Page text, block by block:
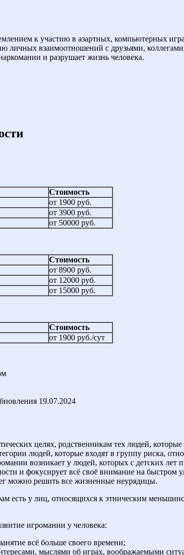
к участию в азартных, компьютерных
личных взаимоотношений с друзьями,
и разрушает жизнь человека.
Стоимость
от 1900 руб.
от 3900 руб.
от 50000 руб.
Стоимость
от 8900 руб.
от 12000 руб.
от 15000 руб.
Стоимость
от 1900 руб./сут
19.07.2024
целях, родственникам тех людей,
людей, которые входят в группу риска,
возникает у людей, которых с детских
и фокусирует всё своё внимание на
можно решить все жизненные неурядицы.
есть у лиц, относящихся к этническим
игромании у человека:
всё больше своего времени;
мыслями об играх, воображаемыми